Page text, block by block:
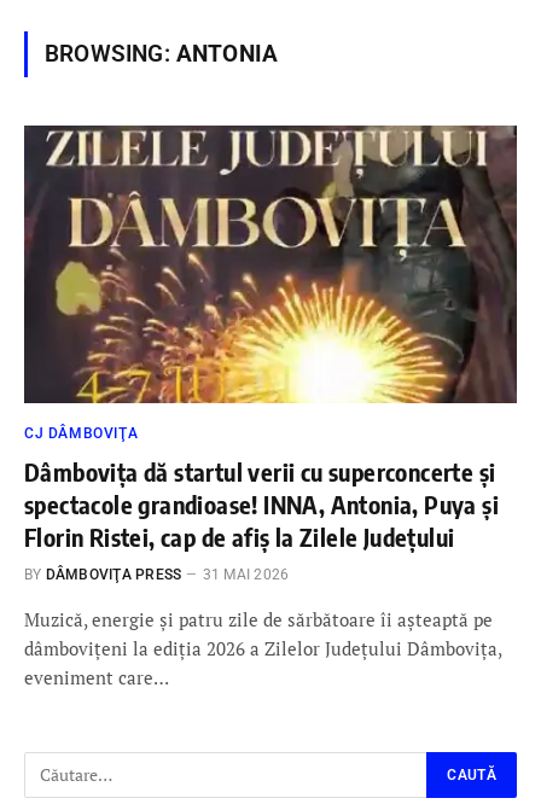
BROWSING: ANTONIA
CJ DÂMBOVIŢA
Dâmbovița dă startul verii cu superconcerte și
spectacole grandioase! INNA, Antonia, Puya și
Florin Ristei, cap de afiș la Zilele Județului
BY DÂMBOVIŢA PRESS 31 MAI 2026
Muzică, energie și patru zile de sărbătoare îi așteaptă pe
dâmbovițeni la ediția 2026 a Zilelor Județului Dâmbovița,
eveniment care…